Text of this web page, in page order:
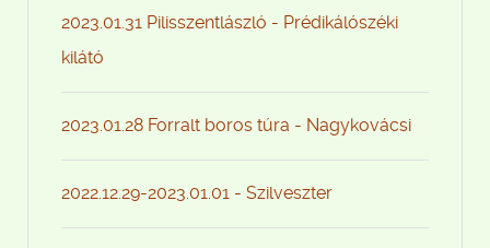
2023.01.31 Pilisszentlászló - Prédikálószéki
kilátó
2023.01.28 Forralt boros túra - Nagykovácsi
2022.12.29-2023.01.01 - Szilveszter